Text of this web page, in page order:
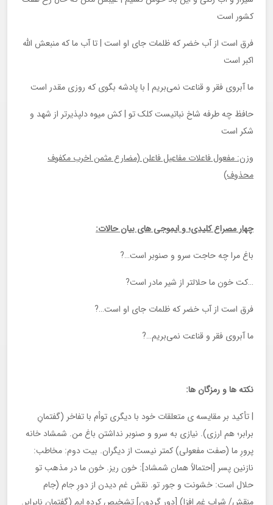
کشور است
فرق است از آب خضر که ظلمات جای او است | تا آب ما که منبعش الله
اکبر است
ما آبروی فقر و قناعت نمی‌بریم | با پادشه بگوی که روزی مقدر است
حافظ چه طرفه شاخ نباتیست کلک تو | کش میوه دلپذیرتر از شهد و
شکر است
وزن: مفعول فاعلات مفاعیل فاعلن (مضارع مثمن اخرب مکفوف
محذوف)
چهار مصراع کلیدی؛ و ایموجی های بیان حالات:
باغ مرا چه حاجت سرو و صنوبر است…?
…کت خون ما حلالتر از شیر مادر است?
فرق است از آب خضر که ظلمات جای او است…?
ما آبروی فقر و قناعت نمی‌بریم…?
نکته ها و رمزگان ها:
| تأکید بر مقایسه ی متعلقات خود با دیگری توأم با تفاخر (گفتمانِ
برابر؛ هم ارزی). نیازی به سرو و صنوبر نداشتن باغ من. شمشاد خانه
پرورِ ما (صفت مفعولی) کمتر نیست از دیگران. بیت دوم: مخاطب:
نازنین پسر [احتمالاً همان شمشاد]: خون ریز. خون ما در مذهب تو
حلال است: خشونت و جور تو. نقش غم دیدن از دورِ جام (جام
منقش/ شراب غم افزا) [دور گردون] تشخیص کرده ایم (گفتمان نابرابر.